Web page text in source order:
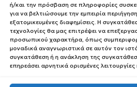
ή/και την πρόσβαση σε πληροφορίες
για να βελτιώσουμε την εμπειρία
εξατομικευμένες διαφημίσεις. Η
τεχνολογίες θα μας επιτρέψει να
προσωπικού χαρακτήρα, όπως
μοναδικά αναγνωριστικά σε αυτόν τον
συγκατάθεση ή η ανάκληση της
επηρεάσει αρνητικά ορισμένες
Πολιτική Απορρήτου
Τρόποι Αποστολής
Τρόποι Πληρωμής
Επιστροφές Προϊόντων